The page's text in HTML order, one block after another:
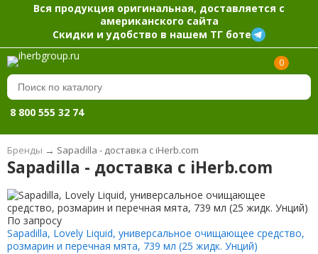
Вся продукция оригинальная, доставляется с
американского сайта
Скидки и удобство в нашем ТГ боте
0
8 800 555 32 74
Бренды → Sapadilla - доставка с iHerb.com
Sapadilla - доставка с iHerb.com
По запросу
Sapadilla, Lovely Liquid, универсальное очищающее средство,
розмарин и перечная мята, 739 мл (25 жидк. Унций)